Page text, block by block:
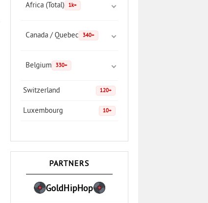
Africa (Total) 1k+
Canada / Quebec 340+
Belgium 330+
Switzerland 120+
Luxembourg 10+
PARTNERS
GoldHipHop